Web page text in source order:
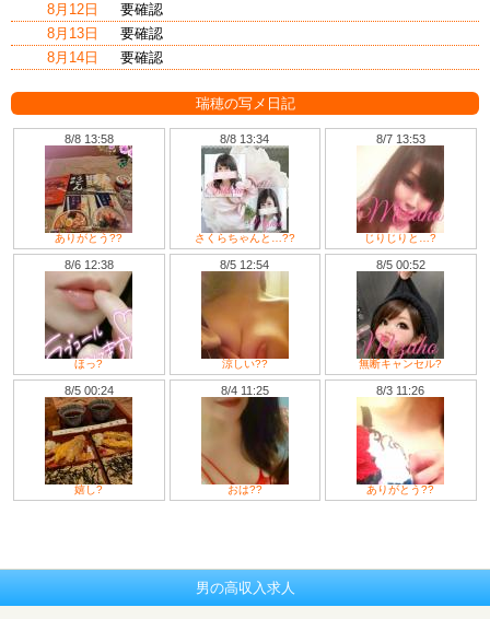
8月12日
要確認
8月13日
要確認
8月14日
要確認
瑞穂の写メ日記
8/8 13:58
ありがとう??
8/8 13:34
さくらちゃんと…??
8/7 13:53
じりじりと…?
8/6 12:38
ほっ?
8/5 12:54
涼しい??
8/5 00:52
無断キャンセル?
8/5 00:24
嬉し?
8/4 11:25
おは??
8/3 11:26
ありがとう??
男の高収入求人